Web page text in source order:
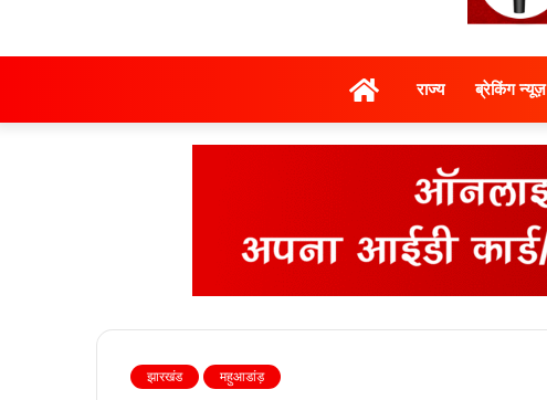
होम राज्‍य ब्रेकिंग न्यूज़
झारखंड महुआडांड़